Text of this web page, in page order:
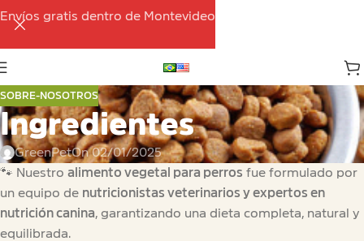
SOBRE-NOSOTROS
Ingredientes
GreenPetOn 02/01/2025
🐾 Nuestro alimento vegetal para perros fue formulado por
un equipo de nutricionistas veterinarios y expertos en
nutrición canina, garantizando una dieta completa, natural y
equilibrada.
Envíos gratis dentro de Montevideo